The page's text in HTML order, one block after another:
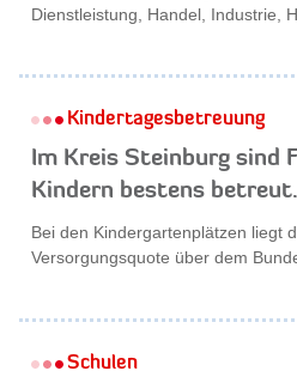
Dienstleistung, Handel, Industrie,
Kindertagesbetreuung
Im Kreis Steinburg sind
Kindern bestens betreut.
Bei den Kindergartenplätzen liegt
Versorgungsquote über dem
Schulen